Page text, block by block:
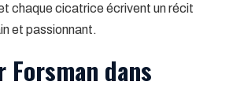
chaque cicatrice écrivent un récit
et passionnant.
Forsman dans